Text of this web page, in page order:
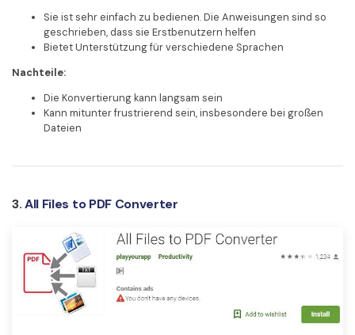
Sie ist sehr einfach zu bedienen. Die Anweisungen sind so
geschrieben, dass sie Erstbenutzern helfen
Bietet Unterstützung für verschiedene Sprachen
Nachteile:
Die Konvertierung kann langsam sein
Kann mitunter frustrierend sein, insbesondere bei großen
Dateien
3.All Files to PDF Converter